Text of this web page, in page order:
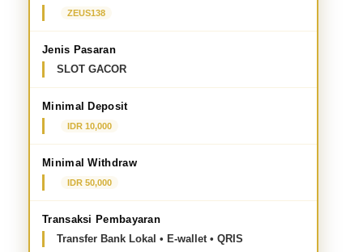
ZEUS138
Jenis Pasaran
SLOT GACOR
Minimal Deposit
IDR 10,000
Minimal Withdraw
IDR 50,000
Transaksi Pembayaran
Transfer Bank Lokal • E-wallet • QRIS